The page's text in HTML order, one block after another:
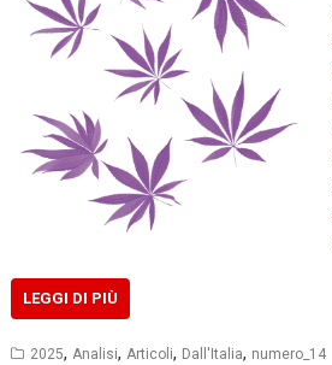
LEGGI DI PIÙ
2025, Analisi, Articoli, Dall'Italia, numero_14